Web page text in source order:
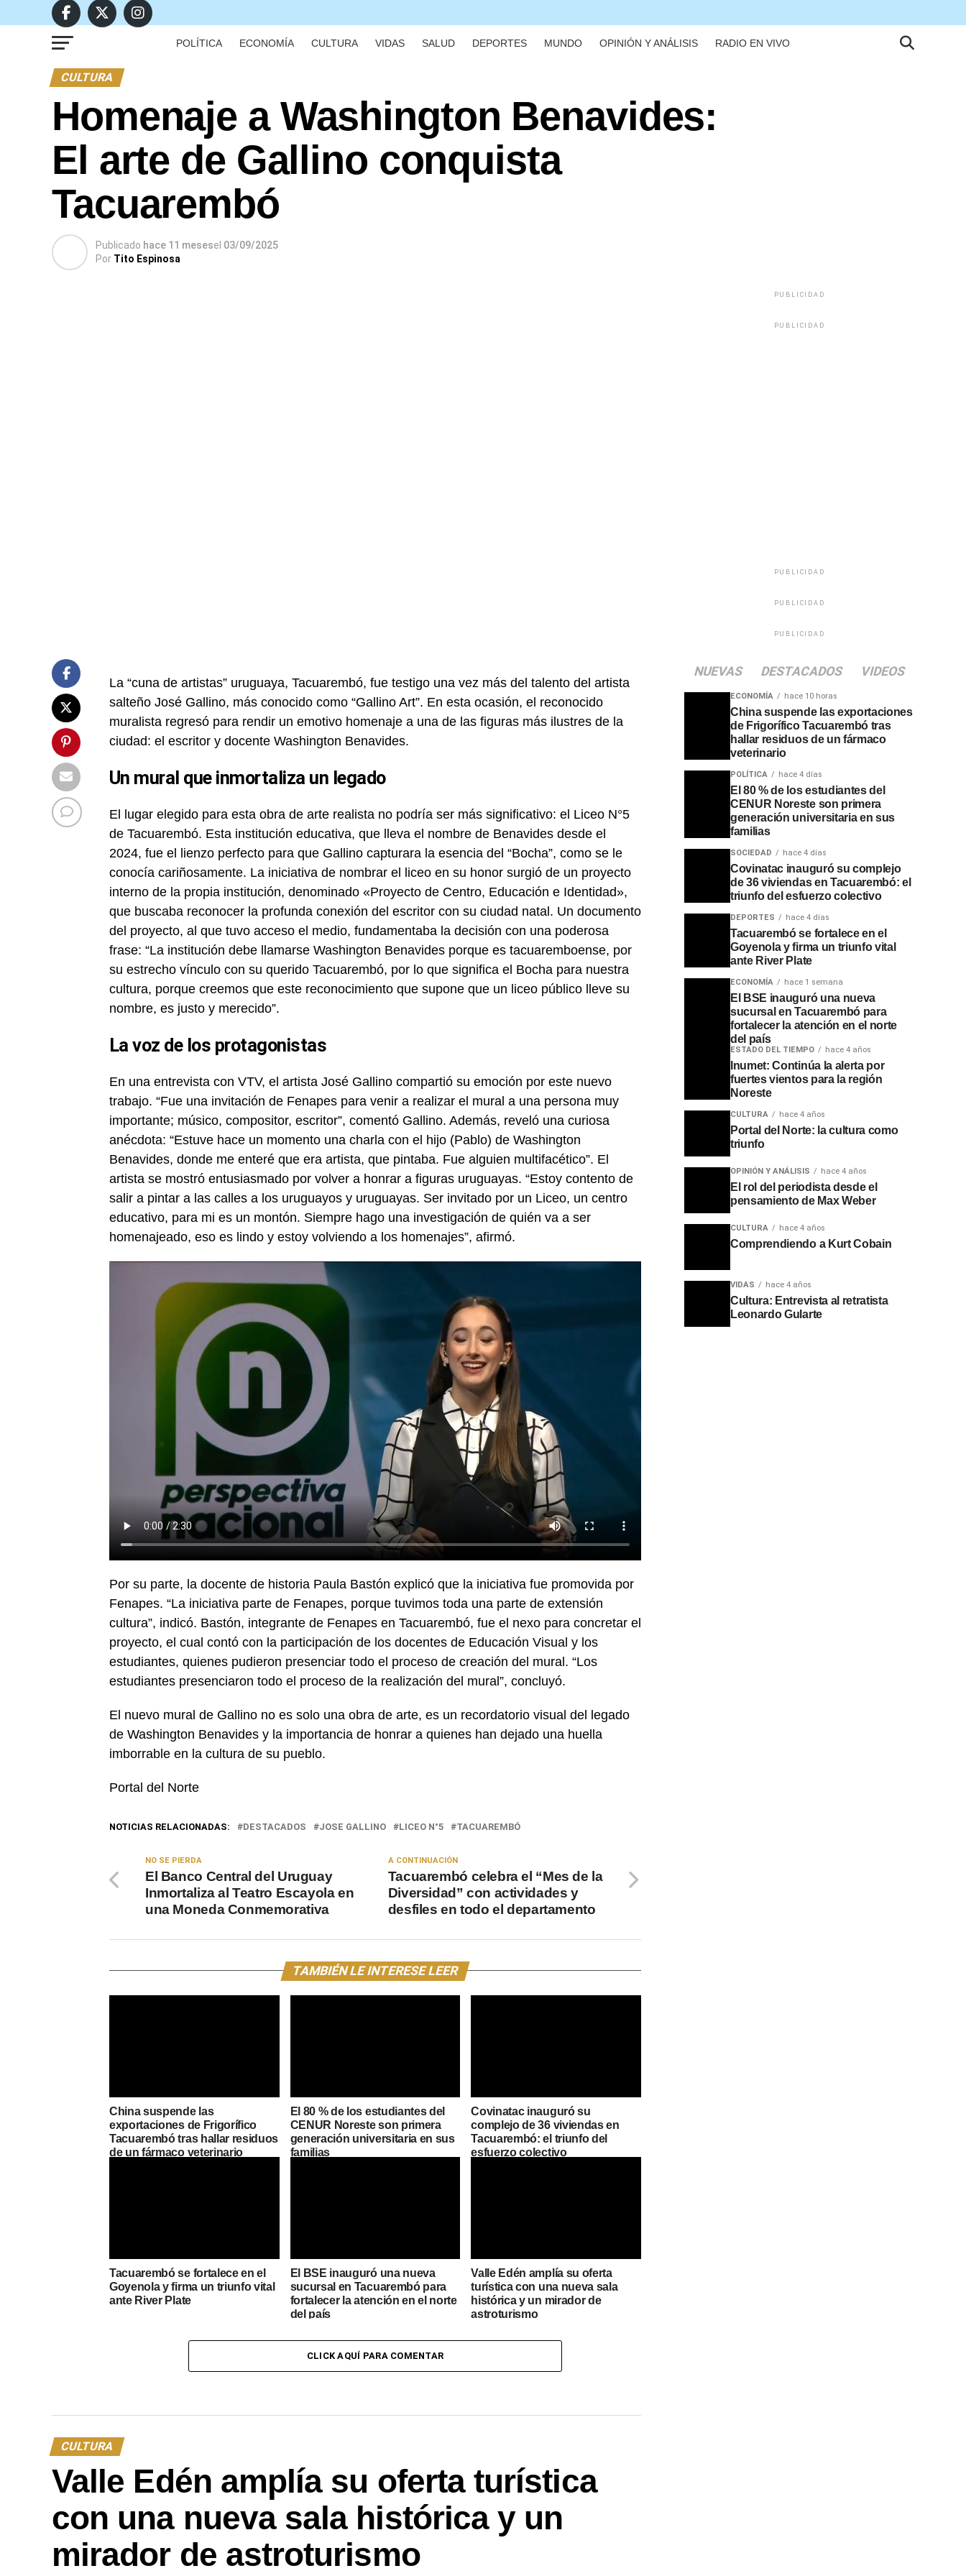
POLÍTICA ECONOMÍA CULTURA VIDAS SALUD DEPORTES MUNDO OPINIÓN Y ANÁLISIS RADIO EN VIVO
CULTURA
Homenaje a Washington Benavides:
El arte de Gallino conquista
Tacuarembó
Publicado hace 11 mesesel 03/09/2025
Por Tito Espinosa
La “cuna de artistas” uruguaya, Tacuarembó, fue testigo una vez más del talento del artista
salteño José Gallino, más conocido como “Gallino Art”. En esta ocasión, el reconocido
muralista regresó para rendir un emotivo homenaje a una de las figuras más ilustres de la
ciudad: el escritor y docente Washington Benavides.
Un mural que inmortaliza un legado
El lugar elegido para esta obra de arte realista no podría ser más significativo: el Liceo N°5
de Tacuarembó. Esta institución educativa, que lleva el nombre de Benavides desde el
2024, fue el lienzo perfecto para que Gallino capturara la esencia del “Bocha”, como se le
conocía cariñosamente. La iniciativa de nombrar el liceo en su honor surgió de un proyecto
interno de la propia institución, denominado «Proyecto de Centro, Educación e Identidad»,
que buscaba reconocer la profunda conexión del escritor con su ciudad natal. Un documento
del proyecto, al que tuvo acceso el medio, fundamentaba la decisión con una poderosa
frase: “La institución debe llamarse Washington Benavides porque es tacuaremboense, por
su estrecho vínculo con su querido Tacuarembó, por lo que significa el Bocha para nuestra
cultura, porque creemos que este reconocimiento que supone que un liceo público lleve su
nombre, es justo y merecido”.
La voz de los protagonistas
En una entrevista con VTV, el artista José Gallino compartió su emoción por este nuevo
trabajo. “Fue una invitación de Fenapes para venir a realizar el mural a una persona muy
importante; músico, compositor, escritor”, comentó Gallino. Además, reveló una curiosa
anécdota: “Estuve hace un momento una charla con el hijo (Pablo) de Washington
Benavides, donde me enteré que era artista, que pintaba. Fue alguien multifacético”. El
artista se mostró entusiasmado por volver a honrar a figuras uruguayas. “Estoy contento de
salir a pintar a las calles a los uruguayos y uruguayas. Ser invitado por un Liceo, un centro
educativo, para mi es un montón. Siempre hago una investigación de quién va a ser
homenajeado, eso es lindo y estoy volviendo a los homenajes”, afirmó.
Por su parte, la docente de historia Paula Bastón explicó que la iniciativa fue promovida por
Fenapes. “La iniciativa parte de Fenapes, porque tuvimos toda una parte de extensión
cultura”, indicó. Bastón, integrante de Fenapes en Tacuarembó, fue el nexo para concretar el
proyecto, el cual contó con la participación de los docentes de Educación Visual y los
estudiantes, quienes pudieron presenciar todo el proceso de creación del mural. “Los
estudiantes presenciaron todo el proceso de la realización del mural”, concluyó.
El nuevo mural de Gallino no es solo una obra de arte, es un recordatorio visual del legado
de Washington Benavides y la importancia de honrar a quienes han dejado una huella
imborrable en la cultura de su pueblo.
Portal del Norte
NOTICIAS RELACIONADAS: DESTACADOS JOSE GALLINO LICEO N°5 TACUAREMBÓ
A CONTINUACIÓN
Tacuarembó celebra el “Mes de la
Diversidad” con actividades y
desfiles en todo el departamento
NO SE PIERDA
El Banco Central del Uruguay
Inmortaliza al Teatro Escayola en
una Moneda Conmemorativa
TAMBIÉN LE INTERESE LEER
China suspende las
exportaciones de Frigorífico
Tacuarembó tras hallar residuos
de un fármaco veterinario
El 80 % de los estudiantes del
CENUR Noreste son primera
generación universitaria en sus
familias
Covinatac inauguró su
complejo de 36 viviendas en
Tacuarembó: el triunfo del
esfuerzo colectivo
Tacuarembó se fortalece en el
Goyenola y firma un triunfo vital
ante River Plate
El BSE inauguró una nueva
sucursal en Tacuarembó para
fortalecer la atención en el norte
del país
Valle Edén amplía su oferta
turística con una nueva sala
histórica y un mirador de
astroturismo
CLICK AQUÍ PARA COMENTAR
CULTURA
Valle Edén amplía su oferta turística
con una nueva sala histórica y un
mirador de astroturismo
PUBLICIDAD
PUBLICIDAD
PUBLICIDAD
PUBLICIDAD
PUBLICIDAD
NUEVAS DESTACADOS VIDEOS
ECONOMÍA hace 10 horas
China suspende las exportaciones
de Frigorífico Tacuarembó tras
hallar residuos de un fármaco
veterinario
POLÍTICA hace 4 días
El 80 % de los estudiantes del
CENUR Noreste son primera
generación universitaria en sus
familias
SOCIEDAD hace 4 días
Covinatac inauguró su complejo
de 36 viviendas en Tacuarembó: el
triunfo del esfuerzo colectivo
DEPORTES hace 4 días
Tacuarembó se fortalece en el
Goyenola y firma un triunfo vital
ante River Plate
ECONOMÍA hace 1 semana
El BSE inauguró una nueva
sucursal en Tacuarembó para
fortalecer la atención en el norte
del país
ESTADO DEL TIEMPO hace 4 años
Inumet: Continúa la alerta por
fuertes vientos para la región
Noreste
CULTURA hace 4 años
Portal del Norte: la cultura como
triunfo
OPINIÓN Y ANÁLISIS hace 4 años
El rol del periodista desde el
pensamiento de Max Weber
CULTURA hace 4 años
Comprendiendo a Kurt Cobain
VIDAS hace 4 años
Cultura: Entrevista al retratista
Leonardo Gularte